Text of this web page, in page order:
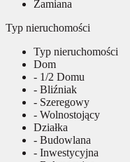
Zamiana
Typ nieruchomości
Typ nieruchomości
Dom
- 1/2 Domu
- Bliźniak
- Szeregowy
- Wolnostojący
Działka
- Budowlana
- Inwestycyjna